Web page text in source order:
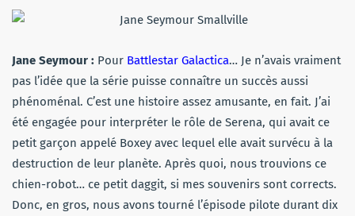
Jane Seymour : Pour Battlestar Galactica… Je n’avais vraiment
pas l’idée que la série puisse connaître un succès aussi
phénoménal. C’est une histoire assez amusante, en fait. J’ai
été engagée pour interpréter le rôle de Serena, qui avait ce
petit garçon appelé Boxey avec lequel elle avait survécu à la
destruction de leur planète. Après quoi, nous trouvions ce
chien-robot… ce petit daggit, si mes souvenirs sont corrects.
Donc, en gros, nous avons tourné l’épisode pilote durant dix